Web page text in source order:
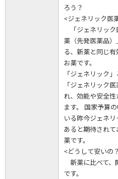
ろう？
<ジェネリック医
「ジェネリック
薬（先発医薬品
る、新薬と同じ
お薬です。
「ジェネリック
「ジェネリック
れ、効能や安全
ます。 国家予算
いる昨今ジェネ
あると期待され
薬です。
<どうして安いの
新薬に比べて、
です。